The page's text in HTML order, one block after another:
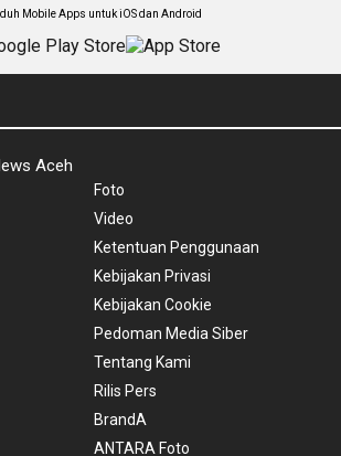
Mobile Apps untuk iOS dan Android
Aceh
Foto
Video
Ketentuan Penggunaan
Kebijakan Privasi
Kebijakan Cookie
Pedoman Media Siber
Tentang Kami
Rilis Pers
BrandA
ANTARA Foto